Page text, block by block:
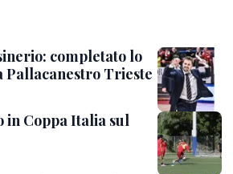
completato lo
Pallacanestro Trieste
in Coppa Italia sul